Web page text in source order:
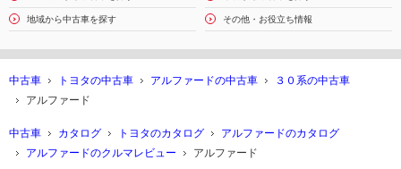
地域から中古車を探す その他・お役立ち情報
中古車 トヨタの中古車 アルファードの中古車
３０系の中古車
アルファード
中古車 カタログ トヨタのカタログ
アルファードのカタログ
アルファードのクルマレビュー
アルファード